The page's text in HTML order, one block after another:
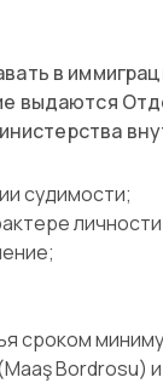
в
выдаются
судимости;
сроком
Bordrosu)